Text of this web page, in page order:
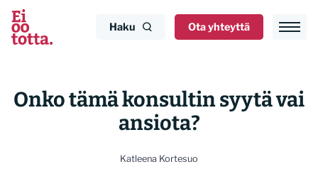
Siirry
sisältöön
Haku Ota yhteyttä
Onko tämä konsultin syytä vai
ansiota?
Katleena Kortesuo